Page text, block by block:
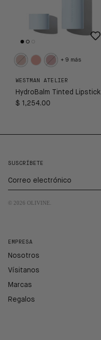
WESTMAN ATELIER
HydroBalm Tinted Lipstick
$ 1,254.00
+ 9 más
SUSCRÍBETE
© 2026 OLIVINE
EMPRESA
Nosotros
Vísitanos
Marcas
Regalos